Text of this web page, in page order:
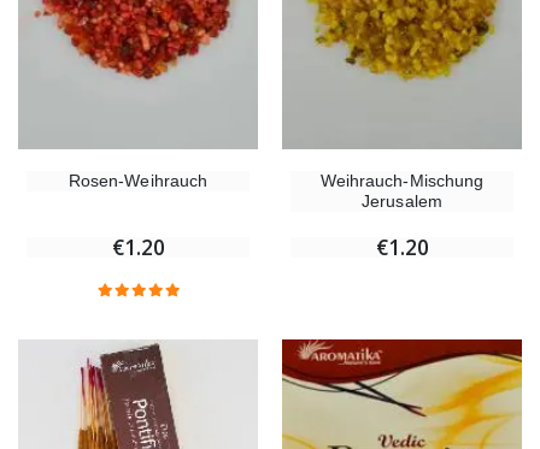
Rosen-Weihrauch
€1.20
Weihrauch-Mischung
Jerusalem
€1.20